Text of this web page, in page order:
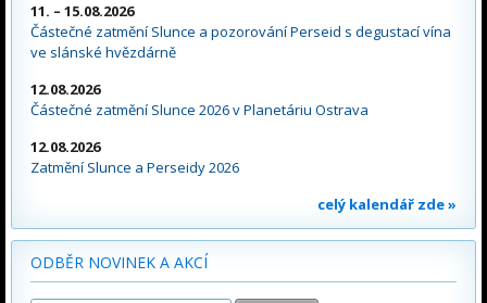
11. – 15.08.2026
Částečné zatmění Slunce a pozorování Perseid s degustací vína
ve slánské hvězdárně
12.08.2026
Částečné zatmění Slunce 2026 v Planetáriu Ostrava
12.08.2026
Zatmění Slunce a Perseidy 2026
celý kalendář zde »
ODBĚR NOVINEK A AKCÍ